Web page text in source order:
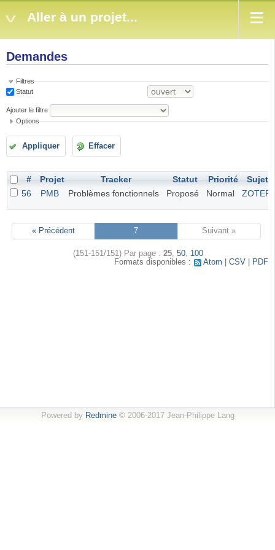
Aller à un projet...
Demandes
Filtres
Statut
Ajouter le filtre
Options
Appliquer Effacer
# Projet Tracker Statut Priorité
Sujet
56
PMB Problèmes fonctionnels Proposé Normal
« Précédent 7 Suivant »
(151-151/151) Par page : 25, 50, 100
Formats disponibles :
Atom CSV PDF
Powered by Redmine© 2006-2017 Jean-Philippe Lang